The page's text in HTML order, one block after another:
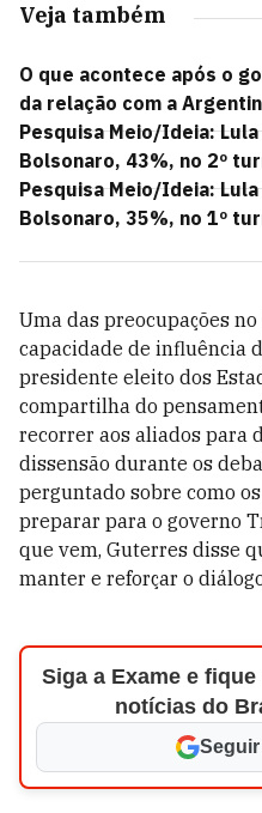
Veja também
O que acontece após o
da relação com a
Pesquisa Meio/Ideia:
Bolsonaro, 43%, no 2º
Pesquisa Meio/Ideia:
Bolsonaro, 35%, no 1º
Uma das preocupações
capacidade de influência
presidente eleito dos
compartilha do
recorrer aos aliados para
dissensão durante os
perguntado sobre como
preparar para o governo
que vem, Guterres disse
manter e reforçar o
Siga a Exame e
notícias do